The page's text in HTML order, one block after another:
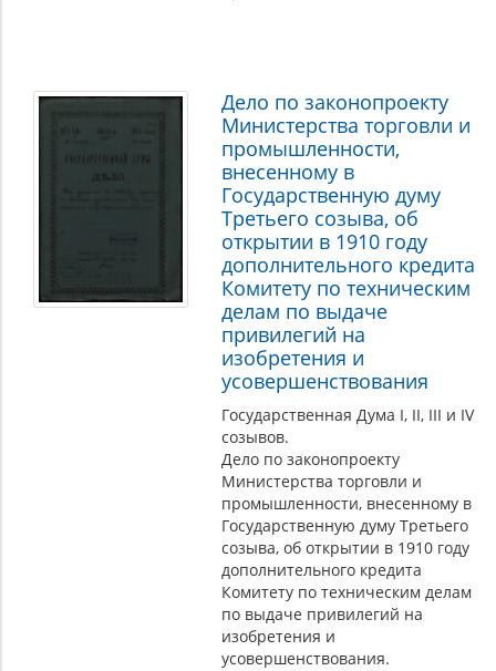
Дело по законопроекту
Министерства торговли и
промышленности,
внесенному в
Государственную думу
Третьего созыва, об
открытии в 1910 году
дополнительного кредита
Комитету по техническим
делам по выдаче
привилегий на
изобретения и
усовершенствования
Государственная Дума I, II, III и IV
созывов.
Дело по законопроекту
Министерства торговли и
промышленности, внесенному в
Государственную думу Третьего
созыва, об открытии в 1910 году
дополнительного кредита
Комитету по техническим делам
по выдаче привилегий на
изобретения и
усовершенствования.